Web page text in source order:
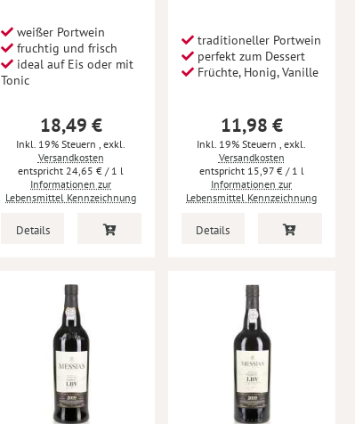
weißer Portwein
fruchtig und frisch
ideal auf Eis oder mit
Tonic
18,49 €
Inkl. 19% Steuern
exkl.
Versandkosten
24,65 € / 1 l
Informationen zur
Lebensmittel Kennzeichnung
Details
traditioneller Portwein
perfekt zum Dessert
Früchte, Honig, Vanille
11,98 €
Inkl. 19% Steuern
exkl.
Versandkosten
15,97 € / 1 l
Informationen zur
Lebensmittel Kennzeichnung
Details